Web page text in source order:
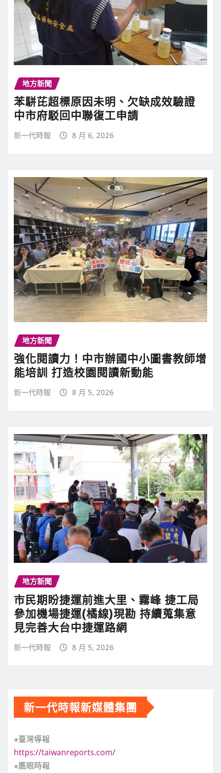
地方新聞
苯駢芘超標原因未明、欠缺成效驗證
中市府駁回中聯復工申請
新一代時報 8 月 6, 2026
地方新聞
強化閱讀力！中市辦國中小圖書教師增
能培訓 打造校園閱讀新動能
新一代時報 8 月 5, 2026
地方新聞
市民期盼捷運前進大里、霧峰 捷工局
參加機場捷運(橘線)現勘 持續蒐集意
見完善大台中捷運路網
新一代時報 8 月 5, 2026
新一代時報新媒體集團
※臺灣導報
https://taiwanreports.com/
※鷹眼時報